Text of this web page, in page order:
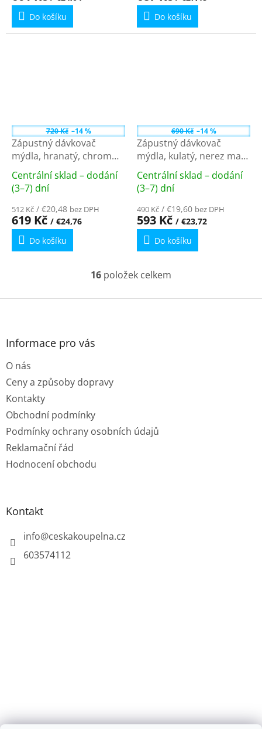
3,5
z
5
Do košíku
3,9
z
5
Do košíku
720 Kč –14 %
Zápustný dávkovač
mýdla, hranatý, chrom
SP011
Průměrné
hodnocení
produktu
je
5,0
z
Centrální sklad – dodání
(3–7) dní
512 Kč / €20,48 bez DPH
619 Kč / €24,76
Do košíku
690 Kč –14 %
Zápustný dávkovač
mýdla, kulatý, nerez mat
SP010
Průměrné
hodnocení
produktu
je
4,5
z
hvězdiček.
Centrální sklad – dodání
(3–7) dní
490 Kč / €19,60 bez DPH
593 Kč / €23,72
Do košíku
O
l
ý
16 položek celkem
Z
Informace pro vás
O nás
Ceny a způsoby dopravy
Kontakty
Obchodní podmínky
Podmínky ochrany osobních údajů
Reklamační řád
Hodnocení obchodu
Kontakt
info@ceskakoupelna.cz
603574112